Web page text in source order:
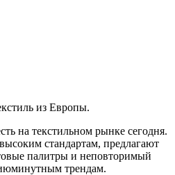
из Европы.
на текстильном рынке сегодня.
стандартам, предлагают
палитры и неповторимый
трендам.